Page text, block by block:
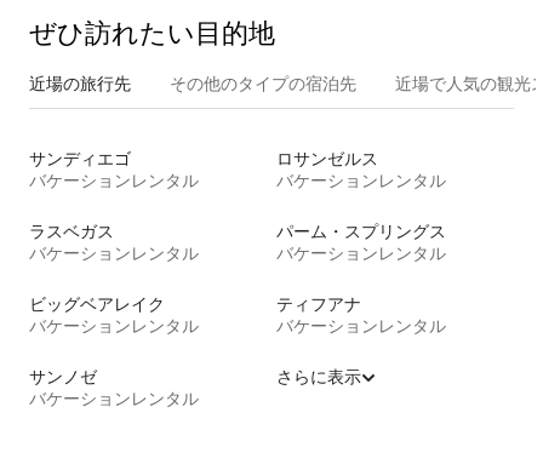
ぜひ訪⁠れ⁠た⁠い目⁠的⁠地
近場の旅行先 その他のタ⁠イ⁠プ⁠の宿⁠泊⁠先 近場で人気の観光
サンディエゴ
バケーションレンタル
ロサンゼルス
バケーションレンタル
ラスベガス
バケーションレンタル
パーム・スプリングス
バケーションレンタル
ビッグベアレイク
バケーションレンタル
ティフアナ
バケーションレンタル
サンノゼ
バケーションレンタル
さらに表示